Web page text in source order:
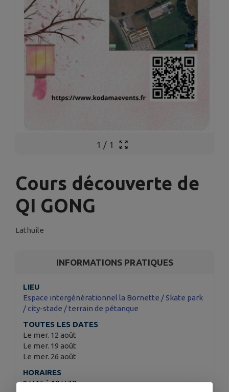
1 / 1
Cours découverte de
QI GONG
Lathuile
INFORMATIONS PRATIQUES
LIEU
Espace intergénérationnel la Bornette / Skate park
/ city-stade / terrain de pétanque
TOUTES LES DATES
Le mer. 12 août
Le mer. 19 août
Le mer. 26 août
HORAIRES
9 H 15 à 10 H 30